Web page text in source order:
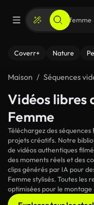
Coverr+ Nature
Maison Séquences
Vidéos libres
Femme
Téléchargez des
projets créatifs. Notre
de vidéos authentiques
des moments réels et des
clips générés par IA pour
Femme stylisés. Toutes les
optimisées pour le montage